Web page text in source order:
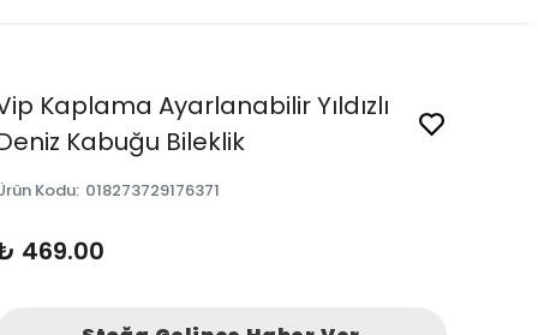
Kaplama Ayarlanabilir Yıldızlı
Kabuğu Bileklik
Kodu: 018273729176371
469.00